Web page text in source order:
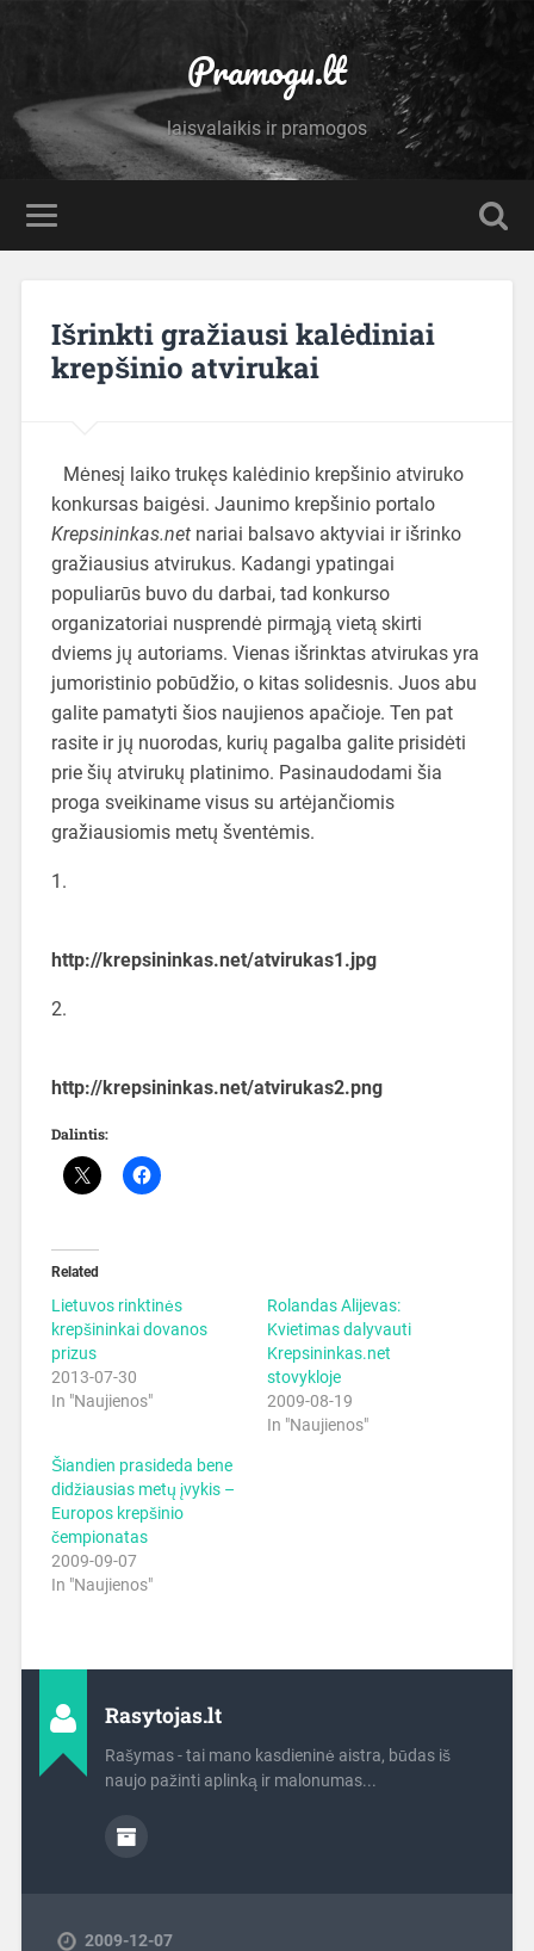
Pramogu.lt
laisvalaikis ir pramogos
Išrinkti gražiausi kalėdiniai
krepšinio atvirukai
Mėnesį laiko trukęs kalėdinio krepšinio atviruko
konkursas baigėsi. Jaunimo krepšinio portalo
Krepsininkas.netnariai balsavo aktyviai ir išrinko
gražiausius atvirukus. Kadangi ypatingai
populiarūs buvo du darbai, tad konkurso
organizatoriai nusprendė pirmąją vietą skirti
dviems jų autoriams. Vienas išrinktas atvirukas yra
jumoristinio pobūdžio, o kitas solidesnis. Juos abu
galite pamatyti šios naujienos apačioje. Ten pat
rasite ir jų nuorodas, kurių pagalba galite prisidėti
prie šių atvirukų platinimo. Pasinaudodami šia
proga sveikiname visus su artėjančiomis
gražiausiomis metų šventėmis.
1.
http://krepsininkas.net/atvirukas1.jpg
2.
http://krepsininkas.net/atvirukas2.png
Dalintis:
Related
Lietuvos rinktinės
krepšininkai dovanos
prizus
2013-07-30
In "Naujienos"
Rolandas Alijevas:
Kvietimas dalyvauti
Krepsininkas.net
stovykloje
2009-08-19
In "Naujienos"
Šiandien prasideda bene
didžiausias metų įvykis –
Europos krepšinio
čempionatas
2009-09-07
In "Naujienos"
Rasytojas.lt
Rašymas - tai mano kasdieninė aistra, būdas iš
naujo pažinti aplinką ir malonumas...
2009-12-07